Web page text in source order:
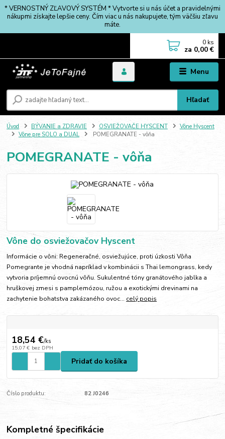
* VERNOSTNÝ ZĽAVOVÝ SYSTÉM * Vytvorte si u nás účet a pravidelnými
nákupmi získajte lepšie ceny. Čím viac u nás nakupujete, tým väčšiu zľavu
máte.
Menu
Hľadať
0 ks
za 0,00 €
Úvod BÝVANIE a ZDRAVIE OSVIEŽOVAČE HYSCENT
Vône Hyscent
Vône pre SOLO a DUAL
POMEGRANATE - vôňa
POMEGRANATE - vôňa
Vône do osviežovačov Hyscent
Informácie o vôni: Regeneračné, osviežujúce, proti úzkosti Vôňa
Pomegrante je vhodná napríklad v kombinácii s Thai lemongrass, kedy
vytvoria príjemnú ovocnú vôňu. Sukulentné tóny granátového jablka a
hruškovej zmesi s pamplemózou, ružou a exotickými drevinami na
zachytenie bohatstva zakázaného ovoc... celý popis
18,54 €/ks
15,07 € bez DPH
Pridať do košíka
Číslo produktu: 82 J0246
Kompletné špecifikácie